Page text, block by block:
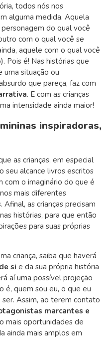
todos nós nos
alguma medida. Aquela
do qual você
com o qual você se
aquele com o qual você
Pois é! Nas histórias que
uma situação ou
que pareça, faz com
. E com as crianças
intensidade ainda maior!
inspiradoras,
as crianças, em especial
seu alcance livros escritos
com o imaginário do que é
mais diferentes
as crianças precisam
histórias, para que então
para suas próprias
criança, saiba que haverá
si e da sua própria história
aí uma possível projeção
é, quem sou eu, o que eu
Assim, ao terem contato
marcantes e
mais oportunidades de
ainda mais amplos em